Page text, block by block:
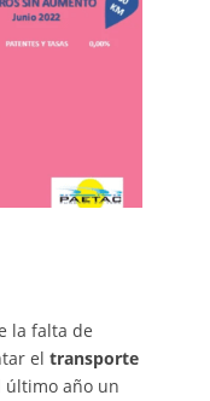
la falta de
el transporte
año un